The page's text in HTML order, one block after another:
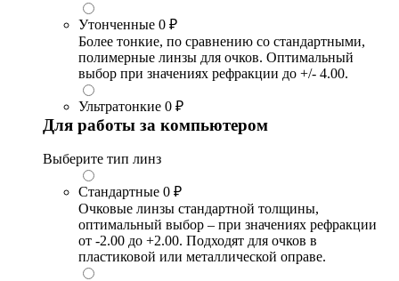
Утонченные 0 ₽
Более тонкие, по сравнению со стандартными,
полимерные линзы для очков. Оптимальный
выбор при значениях рефракции до +/- 4.00.
Ультратонкие 0 ₽
Для работы за компьютером
Выберите тип линз
Стандартные 0 ₽
Очковые линзы стандартной толщины,
оптимальный выбор – при значениях рефракции
от -2.00 до +2.00. Подходят для очков в
пластиковой или металлической оправе.